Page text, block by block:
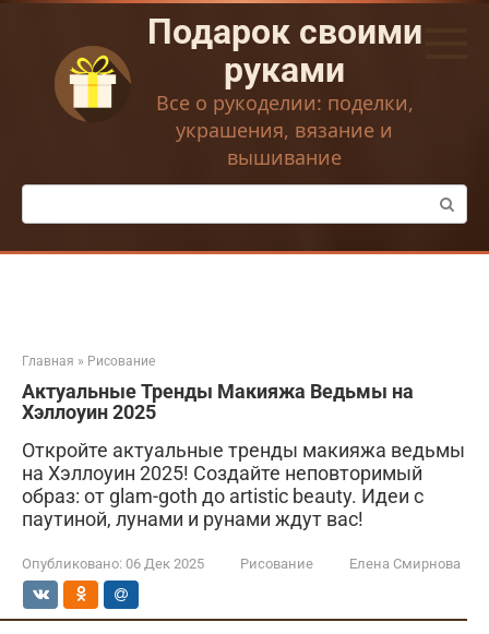
Перейти
контенту
Подарок своими
руками
Все о рукоделии: поделки,
украшения, вязание и
вышивание
Поиск:
Главная » Рисование
Актуальные Тренды Макияжа Ведьмы на
Хэллоуин 2025
Откройте актуальные тренды макияжа ведьмы
на Хэллоуин 2025! Создайте неповторимый
образ: от glam-goth до artistic beauty. Идеи с
паутиной, лунами и рунами ждут вас!
Опубликовано: 06 Дек 2025 Рисование Елена Смирнова